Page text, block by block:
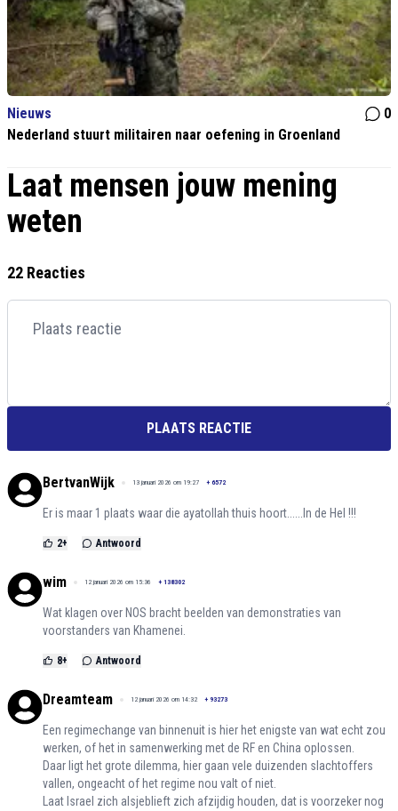
Nieuws
0
Nederland stuurt militairen naar oefening in Groenland
Laat mensen jouw mening
weten
22 Reacties
PLAATS REACTIE
BertvanWijk 13 januari 2026 om 19:27 + 6572
Er is maar 1 plaats waar die ayatollah thuis hoort......In de Hel !!!
2+ Antwoord
wim 12 januari 2026 om 15:36 + 138302
Wat klagen over NOS bracht beelden van demonstraties van
voorstanders van Khamenei.
8+ Antwoord
Dreamteam 12 januari 2026 om 14:32 + 93273
Een regimechange van binnenuit is hier het enigste van wat echt zou
werken, of het in samenwerking met de RF en China oplossen.
Daar ligt het grote dilemma, hier gaan vele duizenden slachtoffers
vallen, ongeacht of het regime nou valt of niet.
Laat Israel zich alsjeblieft zich afzijdig houden, dat is voorzeker nog